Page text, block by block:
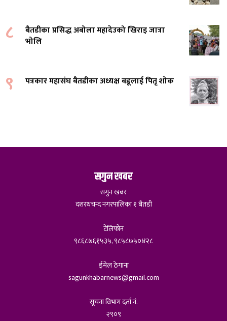
८
बैतडीका प्रसिद्ध अबोला महादेउको खिराइ जात्रा
भोलि
९ पत्रकार महासंघ बैतडीका अध्यक्ष बडूलाई पितृ शोक
सगुन खबर
सगुन खबर
दशरथचन्द नगरपालिका १ बैतडी
टेलिफोन
९८६८७६१५३५, ९८५८७५०४२८
ईमेल ठेगाना
sagunkhabarnews@gmail.com
सूचना विभाग दर्ता नं.
२९०९